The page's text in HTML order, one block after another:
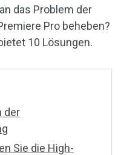
das Problem der
Pro beheben?
10 Lösungen.
der
Sie die High-